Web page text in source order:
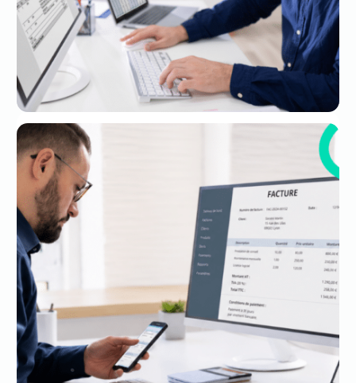
Quels cas d’usage faut-il prévoir pour
la facturation électronique ?
FACTURE ÉLECTRONIQUE